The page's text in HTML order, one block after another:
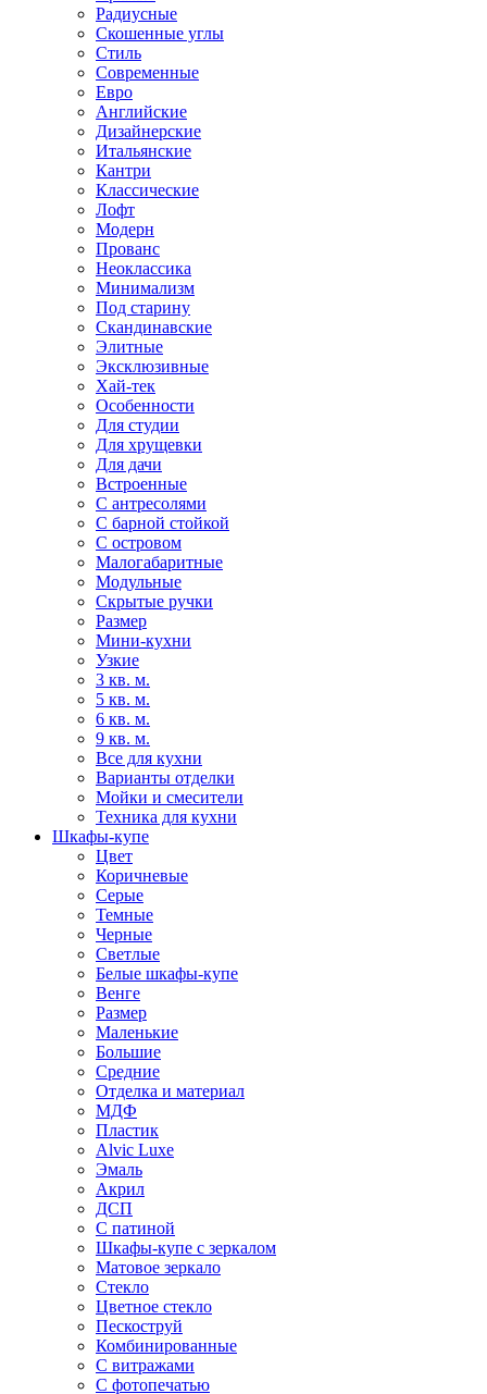
Радиусные
Скошенные углы
Стиль
Современные
Евро
Английские
Дизайнерские
Итальянские
Кантри
Классические
Лофт
Модерн
Прованс
Неоклассика
Минимализм
Под старину
Скандинавские
Элитные
Эксклюзивные
Хай-тек
Особенности
Для студии
Для хрущевки
Для дачи
Встроенные
С антресолями
С барной стойкой
С островом
Малогабаритные
Модульные
Скрытые ручки
Размер
Мини-кухни
Узкие
3 кв. м.
5 кв. м.
6 кв. м.
9 кв. м.
Все для кухни
Варианты отделки
Мойки и смесители
Техника для кухни
Шкафы-купе
Цвет
Коричневые
Серые
Темные
Черные
Светлые
Белые шкафы-купе
Венге
Размер
Маленькие
Большие
Средние
Отделка и материал
МДФ
Пластик
Alvic Luxe
Эмаль
Акрил
ДСП
С патиной
Шкафы-купе с зеркалом
Матовое зеркало
Стекло
Цветное стекло
Пескоструй
Комбинированные
С витражами
С фотопечатью